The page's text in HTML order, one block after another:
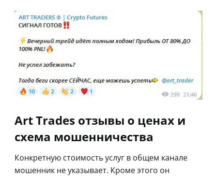
Art Trades отзывы о ценах и
схема мошенничества
Конкретную стоимость услуг в общем канале
мошенник не указывает. Кроме этого он